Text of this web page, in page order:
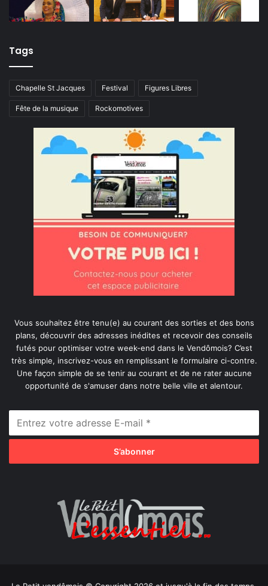
Tags
Chapelle St Jacques Festival Figures Libres
Fête de la musique Rockomotives
Vous souhaitez être tenu(e) au courant des sorties et des bons
plans, découvrir des adresses inédites et recevoir des conseils
futés pour optimiser votre week-end dans le Vendômois? C’est
très simple, inscrivez-vous en remplissant le formulaire ci-contre.
Une façon simple de se tenir au courant et de ne rater aucune
opportunité de s'amuser dans notre belle ville et alentour.